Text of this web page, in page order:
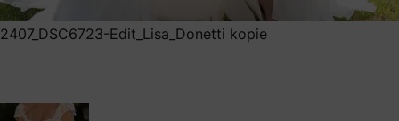
2407_DSC6723-Edit_Lisa_Donetti kopie